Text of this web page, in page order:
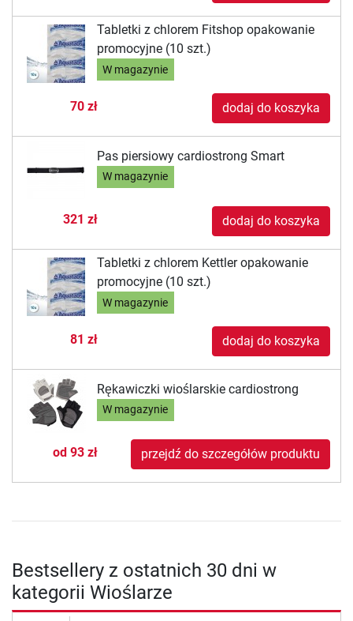
Tabletki z chlorem Fitshop opakowanie
promocyjne (10 szt.)
W magazynie
70 zł dodaj do koszyka
Pas piersiowy cardiostrong Smart
W magazynie
321 zł dodaj do koszyka
Tabletki z chlorem Kettler opakowanie
promocyjne (10 szt.)
W magazynie
81 zł dodaj do koszyka
Rękawiczki wioślarskie cardiostrong
W magazynie
od 93 zł przejdź do szczegółów produktu
Bestsellery z ostatnich 30 dni w
kategorii Wioślarze